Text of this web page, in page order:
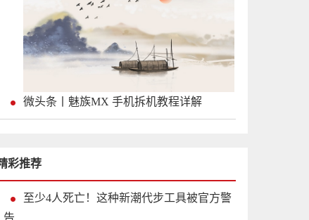
微头条丨魅族MX 手机拆机教程详解
彩推荐
至少4人死亡！这种新潮代步工具被官方警